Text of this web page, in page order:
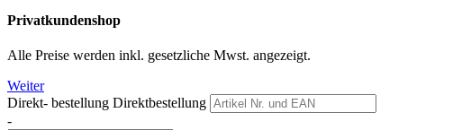
Privatkundenshop
Alle Preise werden inkl. gesetzliche Mwst. angezeigt.
Weiter
Direkt- bestellung Direktbestellung
-